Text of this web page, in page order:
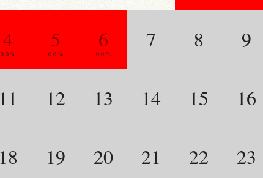
4
0.0 %
5
0.0 %
6
0.0 %
7 8 9
11 12 13 14 15 16
18 19 20 21 22 23